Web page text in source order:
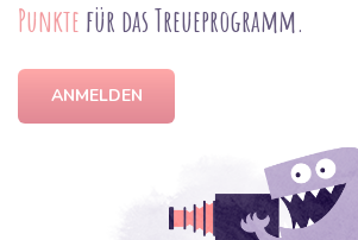
Punkte für das Treueprogramm.
ANMELDEN